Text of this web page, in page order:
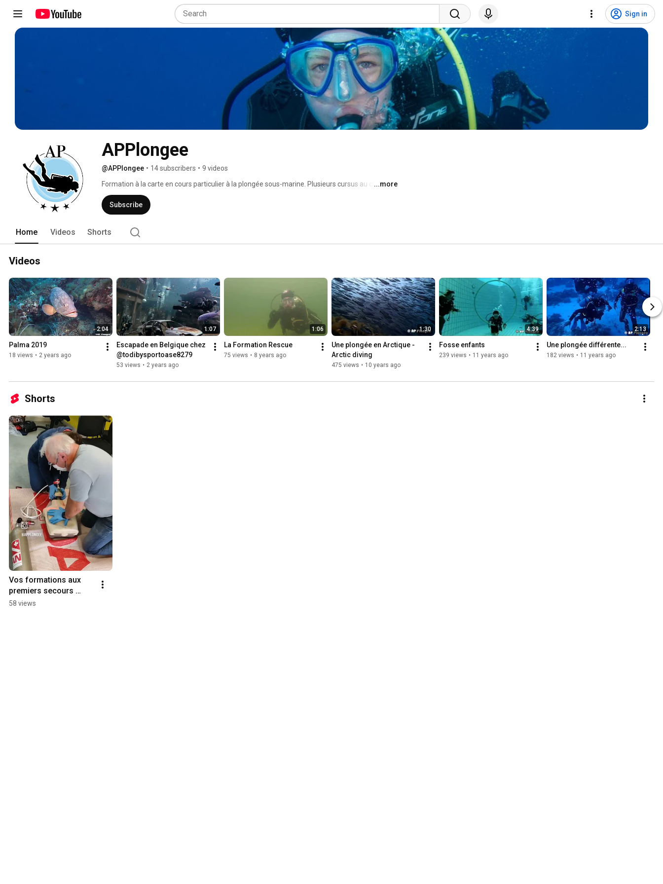
Sign in
APPlongee
@APPlongee • 14 subscribers • 9 videos
Formation à la carte en cours particulier à la plongée sous-marine. Plusieurs cursus au choix :
SSI, PADI, FFESSM, ANMP.
...more
Subscribe
Home Videos Shorts
Videos
2:04
Palma 2019
18 views • 2 years ago
1:07
Escapade en Belgique chez
@todibysportoase8279
53 views • 2 years ago
1:06
La Formation Rescue
75 views • 8 years ago
1:30
Une plongée en Arctique -
Arctic diving
475 views • 10 years ago
4:39
Fosse enfants
239 views • 11 years ago
2:13
Une plongée différente...
182 views • 11 years ago
Shorts
Vos formations aux
premiers secours
@DiversAlertNetwork
58 views